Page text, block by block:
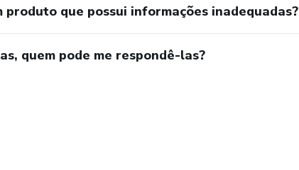
produto que possui informações inadequadas?
quem pode me respondê-las?